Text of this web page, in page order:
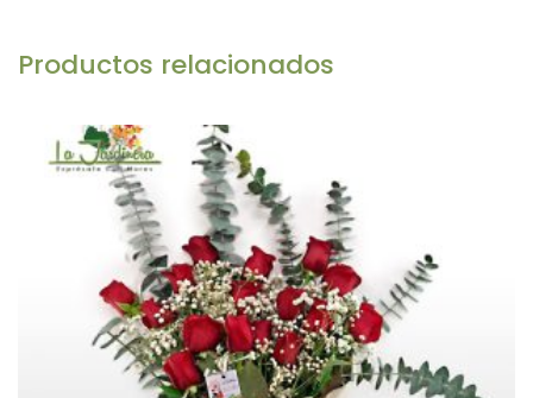
Productos relacionados